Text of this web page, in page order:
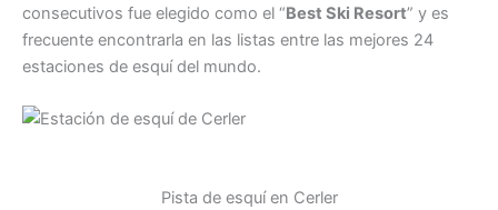
consecutivos fue elegido como el “Best Ski Resort” y es
frecuente encontrarla en las listas entre las mejores 24
estaciones de esquí del mundo.
Pista de esquí en Cerler